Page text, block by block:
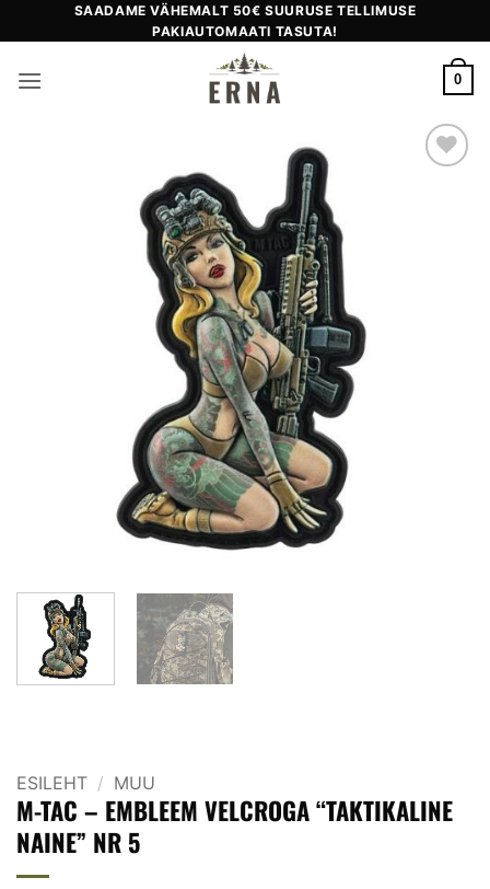
to
SAADAME VÄHEMALT 50€ SUURUSE TELLIMUSE
PAKIAUTOMAATI TASUTA!
0
ESILEHT / MUU
M-TAC – EMBLEEM VELCROGA “TAKTIKALINE
NAINE” NR 5